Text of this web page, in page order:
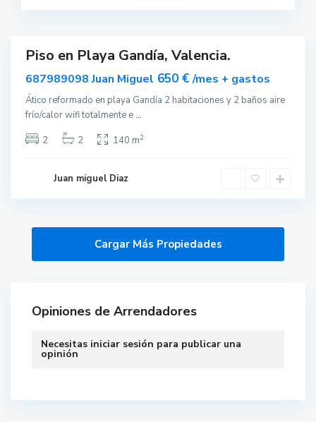
Piso en Playa Gandía, Valencia.
687989098 Juan Miguel 650 €/mes + gastos
Ático reformado en playa Gandía 2 habitaciones y 2 baños aire
frío/calor wifi totalmente e...
2
2 140 m2
Juan miguel Diaz
Opiniones de Arrendadores
Necesitas iniciar sesión para publicar una
opinión